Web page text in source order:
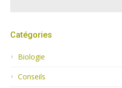
Catégories
Biologie
Conseils